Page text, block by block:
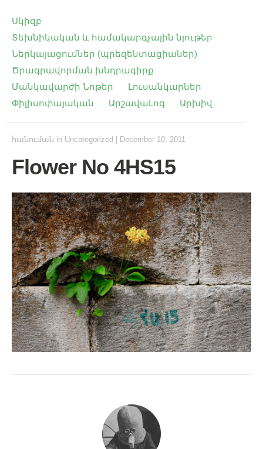
Սկիզբ
Տեխնիկական և համակարգչային նյութեր
Ներկայացումներ (պրեզենտացիաներ)
Ծրագրավորման խնդրագիրք
Մանկավարժի Նոթեր
Լուսանկարներ
Փիլիսոփայական
ԱրշավաԼոգ Արխիվ
հանուման in Uncategorized December 10, 2011
Flower No 4HS15